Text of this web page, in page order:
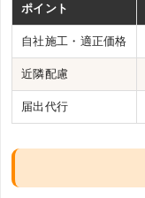
ポイント
自社施工・適正価格
近隣配慮
届出代行